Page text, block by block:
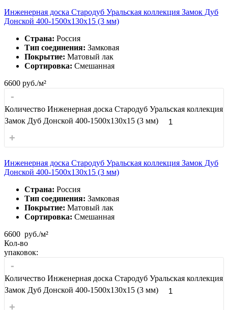
Инженерная доска Стародуб Уральская коллекция Замок Дуб
Донской 400-1500x130x15 (3 мм)
Страна: Россия
Тип соединения: Замковая
Покрытие: Матовый лак
Сортировка: Смешанная
6600 руб./м²
-
Количество Инженерная доска Стародуб Уральская коллекция
Замок Дуб Донской 400-1500x130x15 (3 мм)
+
Инженерная доска Стародуб Уральская коллекция Замок Дуб
Донской 400-1500x130x15 (3 мм)
Страна: Россия
Тип соединения: Замковая
Покрытие: Матовый лак
Сортировка: Смешанная
6600 руб./м²
Кол-во
упаковок:
-
Количество Инженерная доска Стародуб Уральская коллекция
Замок Дуб Донской 400-1500x130x15 (3 мм)
+